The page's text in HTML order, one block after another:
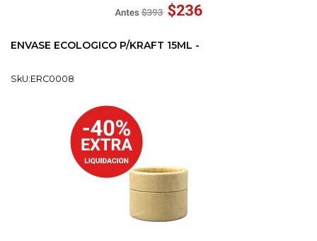
ENVASE ECOLOGICO P/KRAFT 15ML -
SkU:ERC0008